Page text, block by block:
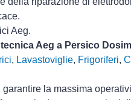
Aeg.
Aeg a Persico
, Lavastoviglie, Frigoriferi,
la massima